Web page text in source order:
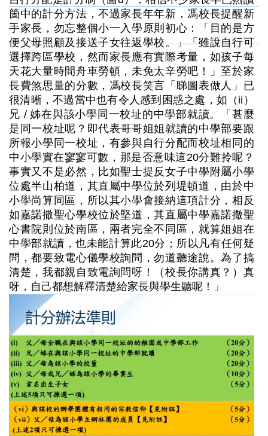
箇中的計分方法，不過家長年年新，馮校長提醒新
手家長，勿忘整個小一入學原則初心：「目的是方
便父母照顧及接送子女往返學校。」「雖說自行可
選擇跨區學校，然而家長應有實際考量，如孩子每
天花大量時間舟車勞頓，未免太辛勞吧！」至於家
長費煞思量的分數，馮校長笑言「睇圖表做人」已
很清晰，不過當中也有令人感到困惑之處，如（ii）
兄 / 姊在與該小學同一校址的中學部就讀。「甚麼
是同一校址呢？即代表哥哥姐姐就讀的中學部要跟
所報小學同一校址，有參與自行分配而校址相同的
中小學實在寥寥可數，那是否意味這20分難拎呢？
事實又不是必然，比如聖士提反女子中學附屬小學
位處半山柏道，其直屬中學位於列堤頓道，由於中
小學尚算同區，所以其小學會接納這項計分，相反
如嘉諾撒聖心學校位於堅道，其直屬中學嘉諾撒聖
心書院則位於南區，兩者完全不同區，就算姐姐在
中學部就讀，也未能計算此20分；所以凡有任何疑
問，都要致電心儀學校詢問，勿道聽途說。為了搞
清楚，我都親自致電詢問呀！（校長你講真？）真
呀，自己都想解釋清楚給家長與學生聽呢！」